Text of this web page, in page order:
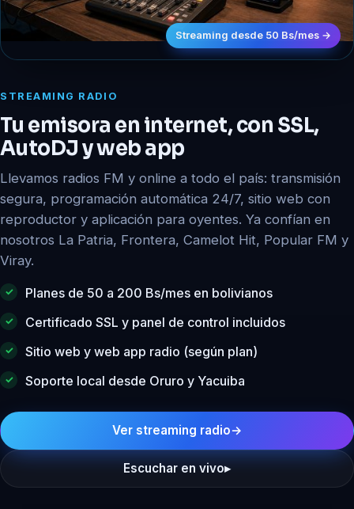
Streaming desde 50 Bs/mes →
STREAMING RADIO
Tu emisora en internet, con SSL,
AutoDJ y web app
Llevamos radios FM y online a todo el país: transmisión
segura, programación automática 24/7, sitio web con
reproductor y aplicación para oyentes. Ya confían en
nosotros La Patria, Frontera, Camelot Hit, Popular FM y
Viray.
Planes de 50 a 200 Bs/mes en bolivianos
Certificado SSL y panel de control incluidos
Sitio web y web app radio (según plan)
Soporte local desde Oruro y Yacuiba
Ver streaming radio→
Escuchar en vivo▸